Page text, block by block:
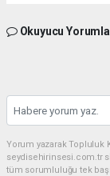
Okuyucu
Yorum yazarak Topluluk
seydisehirinsesi.com.tr
tüm sorumluluğu tek